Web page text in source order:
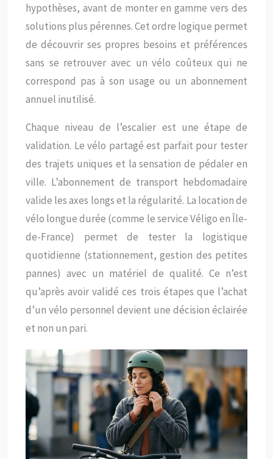
hypothèses, avant de monter en gamme vers des
solutions plus pérennes. Cet ordre logique permet
de découvrir ses propres besoins et préférences
sans se retrouver avec un vélo coûteux qui ne
correspond pas à son usage ou un abonnement
annuel inutilisé.
Chaque niveau de l’escalier est une étape de
validation. Le vélo partagé est parfait pour tester
des trajets uniques et la sensation de pédaler en
ville. L’abonnement de transport hebdomadaire
valide les axes longs et la régularité. La location de
vélo longue durée (comme le service Véligo en Île-
de-France) permet de tester la logistique
quotidienne (stationnement, gestion des petites
pannes) avec un matériel de qualité. Ce n’est
qu’après avoir validé ces trois étapes que l’achat
d’un vélo personnel devient une décision éclairée
et non un pari.